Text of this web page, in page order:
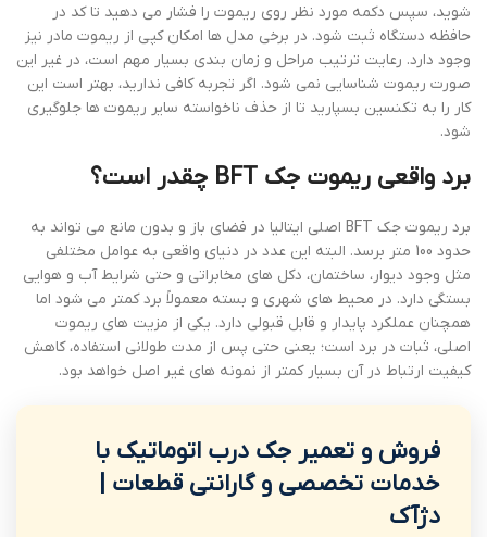
شوید، سپس دکمه مورد نظر روی ریموت را فشار می دهید تا کد در
حافظه دستگاه ثبت شود. در برخی مدل ها امکان کپی از ریموت مادر نیز
وجود دارد. رعایت ترتیب مراحل و زمان بندی بسیار مهم است، در غیر این
صورت ریموت شناسایی نمی شود. اگر تجربه کافی ندارید، بهتر است این
کار را به تکنسین بسپارید تا از حذف ناخواسته سایر ریموت ها جلوگیری
شود.
برد واقعی ریموت جک BFT چقدر است؟
برد ریموت جک BFT اصلی ایتالیا در فضای باز و بدون مانع می تواند به
حدود 100 متر برسد. البته این عدد در دنیای واقعی به عوامل مختلفی
مثل وجود دیوار، ساختمان، دکل های مخابراتی و حتی شرایط آب و هوایی
بستگی دارد. در محیط های شهری و بسته معمولاً برد کمتر می شود اما
همچنان عملکرد پایدار و قابل قبولی دارد. یکی از مزیت های ریموت
اصلی، ثبات در برد است؛ یعنی حتی پس از مدت طولانی استفاده، کاهش
کیفیت ارتباط در آن بسیار کمتر از نمونه های غیر اصل خواهد بود.
فروش و تعمیر جک درب اتوماتیک با
خدمات تخصصی و گارانتی قطعات |
دژآک